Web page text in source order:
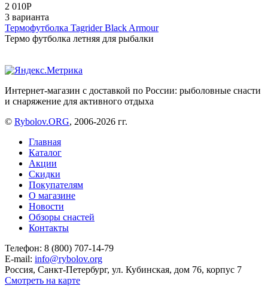
2 010Р
3 варианта
Термофутболка Tagrider Black Armour
Термо футболка летняя для рыбалки
Интернет-магазин с доставкой по России: рыболовные снасти
и снаряжение для активного отдыха
© Rybolov.ORG, 2006-2026 гг.
Главная
Каталог
Акции
Скидки
Покупателям
О магазине
Новости
Обзоры снастей
Контакты
Телефон: 8 (800) 707-14-79
E-mail: info@rybolov.org
Россия, Санкт-Петербург, ул. Кубинская, дом 76, корпус 7
Смотреть на карте